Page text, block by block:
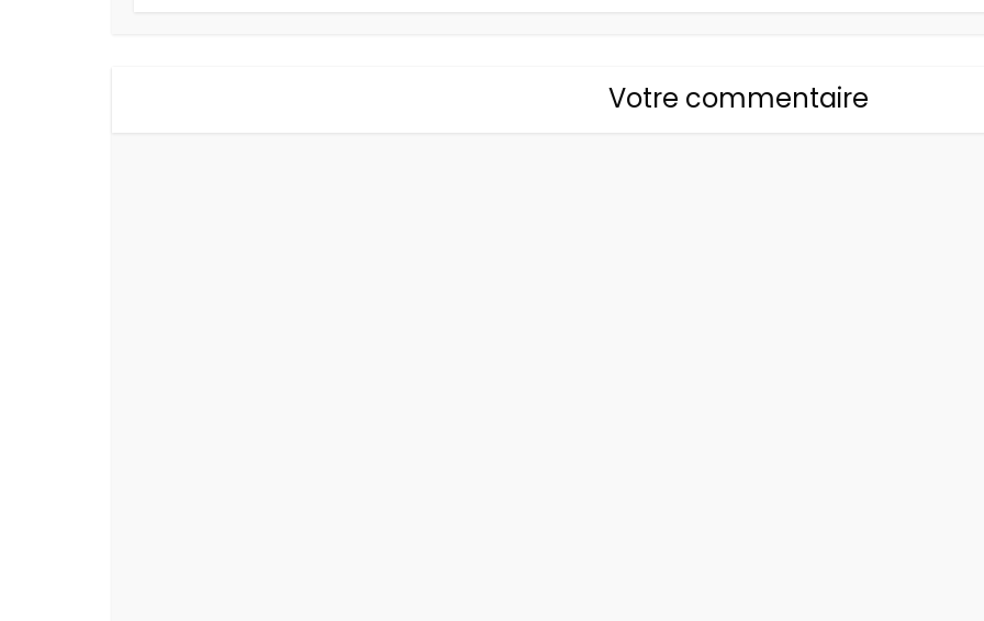
Votre commentaire